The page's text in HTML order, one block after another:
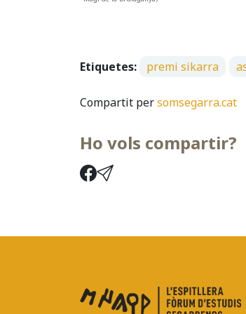
Etiquetes: premi sikarra
Compartit persomsegarra.cat
Ho vols compartir?